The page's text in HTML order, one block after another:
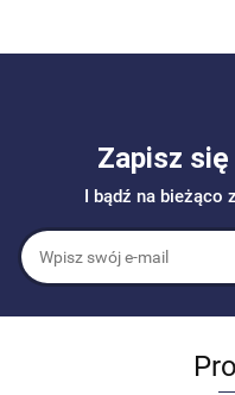
Zapisz
I bądź na bieżąco